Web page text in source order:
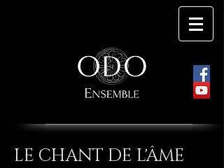
LE CHANT DE L'ÂME